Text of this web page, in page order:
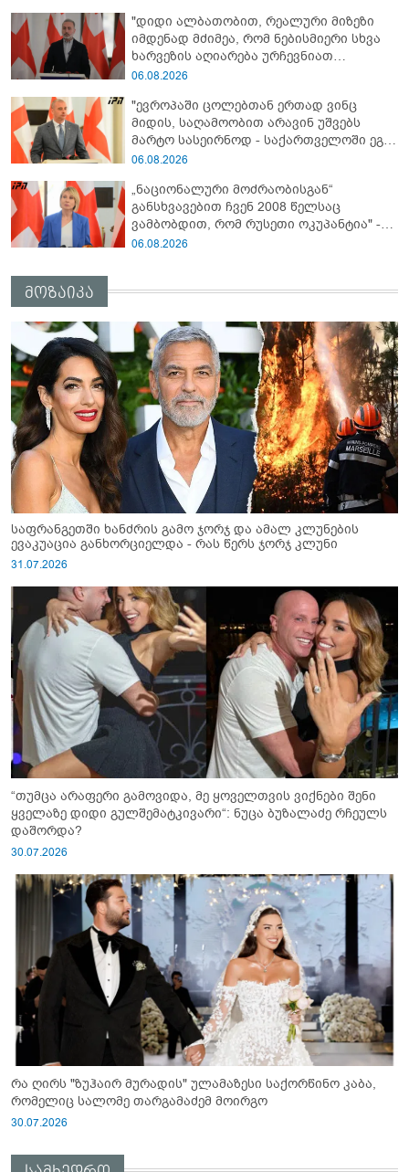
ირაკლი კობახიძე
"დიდი ალბათობით, რეალური მიზეზი
იმდენად მძიმეა, რომ ნებისმიერი სხვა
ხარვეზის აღიარება ურჩევნიათ
ნამდვილი მიზეზის გამოაშკარავებას" -
გათიშვაზე
06.08.2026
"ევროპაში ცოლებთან ერთად ვინც
მიდის, საღამოობით არავინ უშვებს
მარტო სასეირნოდ - საქართველოში ეგ
პრობლემა არ არის!" - ლევან
06.08.2026
„ნაციონალური მოძრაობისგან“
განსხვავებით ჩვენ 2008 წელსაც
ვამბობდით, რომ რუსეთი ოკუპანტია" -
ნინო წილოსანი
06.08.2026
მოზაიკა
საფრანგეთში ხანძრის გამო ჯორჯ და ამალ კლუნების
ევაკუაცია განხორციელდა - რას წერს ჯორჯ კლუნი
31.07.2026
“თუმცა არაფერი გამოვიდა, მე ყოველთვის ვიქნები შენი
ყველაზე დიდი გულშემატკივარი“: ნუცა ბუზალაძე რჩეულს
დაშორდა?
30.07.2026
რა ღირს "ზუჰაირ მურადის" ულამაზესი საქორწინო კაბა,
რომელიც სალომე თარგამაძემ მოირგო
30.07.2026